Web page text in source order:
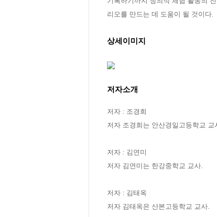
리오를 만드는 데 도움이 될 것이다.
상세이미지
저자소개
저자 : 조경희
저자 조경희는 안산경일고등학교 교
저자 : 김연미
저자 김연미는 한강중학교 교사.
저자 : 김태옥
저자 김태옥은 산본고등학교 교사.